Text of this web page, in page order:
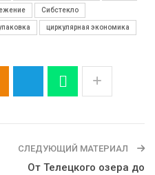
Сибстекло
циркулярная экономика
СЛЕДУЮЩИЙ МАТЕРИАЛ
От Телецкого озера до